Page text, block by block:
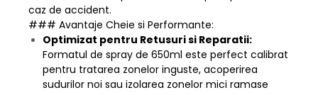
caz de accident.
### Avantaje Cheie si Performante:
Optimizat pentru Retusuri si Reparatii:
Formatul de spray de 650ml este perfect calibrat
pentru tratarea zonelor inguste, acoperirea
sudurilor noi sau izolarea zonelor mici ramase